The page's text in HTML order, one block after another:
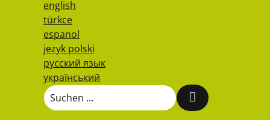
english
türkce
espanol
jezyk polski
русский язык
український